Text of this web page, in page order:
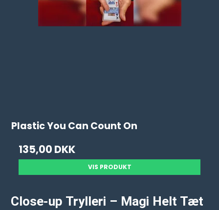
Plastic You Can Count On
135,00 DKK
VIS PRODUKT
Close-up Trylleri – Magi Helt Tæt